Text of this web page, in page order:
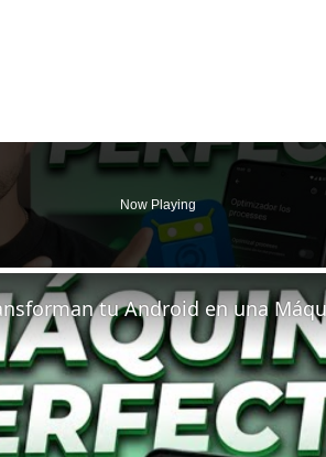
Now Playing